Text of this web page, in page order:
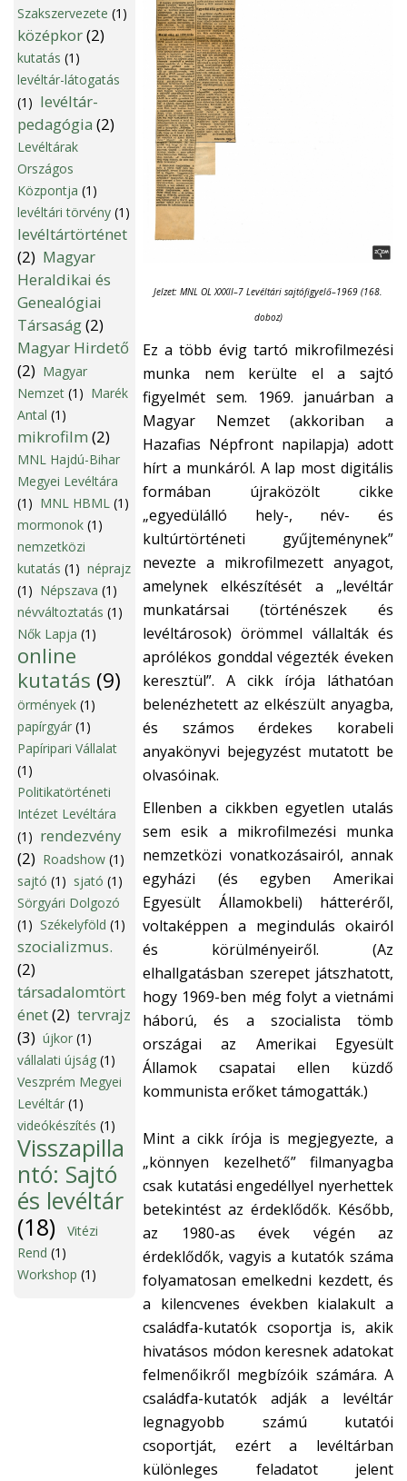
Szakszervezete (1)
középkor(2)
kutatás (1)
levéltár-látogatás
(1) levéltár-
pedagógia (2)
Levéltárak
Országos
Központja (1)
levéltári törvény (1)
levéltártörténet
(2) Magyar
Heraldikai és
Genealógiai
Társaság(2)
Magyar Hirdető
(2) Magyar
Nemzet (1) Marék
Antal (1)
mikrofilm (2)
MNL Hajdú-Bihar
Megyei Levéltára
(1) MNL HBML (1)
mormonok (1)
nemzetközi
kutatás (1) néprajz
(1) Népszava (1)
névváltoztatás (1)
Nők Lapja (1)
online
kutatás (9)
örmények (1)
papírgyár (1)
Papíripari Vállalat
(1)
Politikatörténeti
Intézet Levéltára
(1) rendezvény
(2) Roadshow (1)
sajtó (1) sjató (1)
Sörgyári Dolgozó
(1) Székelyföld (1)
szocializmus.
(2)
társadalomtört
énet(2) tervrajz
(3) újkor (1)
vállalati újság (1)
Veszprém Megyei
Levéltár (1)
videókészítés (1)
Visszapilla
ntó: Sajtó
és levéltár
(18)
Vitézi
Rend (1)
Workshop (1)
Jelzet: MNL OL XXXII–7 Levéltári sajtófigyelő–1969 (168.
doboz)
Ez a több évig tartó mikrofilmezési
munka nem kerülte el a sajtó
figyelmét sem. 1969. januárban a
Magyar Nemzet (akkoriban a
Hazafias Népfront napilapja) adott
hírt a munkáról. A lap most digitális
formában újraközölt cikke
„egyedülálló hely-, név- és
kultúrtörténeti gyűjteménynek”
nevezte a mikrofilmezett anyagot,
amelynek elkészítését a „levéltár
munkatársai (történészek és
levéltárosok) örömmel vállalták és
aprólékos gonddal végezték éveken
keresztül”. A cikk írója láthatóan
belenézhetett az elkészült anyagba,
és számos érdekes korabeli
anyakönyvi bejegyzést mutatott be
olvasóinak.
Ellenben a cikkben egyetlen utalás
sem esik a mikrofilmezési munka
nemzetközi vonatkozásairól, annak
egyházi (és egyben Amerikai
Egyesült Államokbeli) hátteréről,
voltaképpen a megindulás okairól
és körülményeiről. (Az
elhallgatásban szerepet játszhatott,
hogy 1969-ben még folyt a vietnámi
háború, és a szocialista tömb
országai az Amerikai Egyesült
Államok csapatai ellen küzdő
kommunista erőket támogatták.)
Mint a cikk írója is megjegyezte, a
„könnyen kezelhető” filmanyagba
csak kutatási engedéllyel nyerhettek
betekintést az érdeklődők. Később,
az 1980-as évek végén az
érdeklődők, vagyis a kutatók száma
folyamatosan emelkedni kezdett, és
a kilencvenes években kialakult a
családfa-kutatók csoportja is, akik
hivatásos módon keresnek adatokat
felmenőikről megbízóik számára. A
családfa-kutatók adják a levéltár
legnagyobb számú kutatói
csoportját, ezért a levéltárban
különleges feladatot jelent